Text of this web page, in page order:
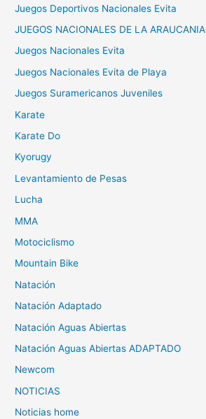
Juegos Deportivos Nacionales Evita
JUEGOS NACIONALES DE LA ARAUCANIA
Juegos Nacionales Evita
Juegos Nacionales Evita de Playa
Juegos Suramericanos Juveniles
Karate
Karate Do
Kyorugy
Levantamiento de Pesas
Lucha
MMA
Motociclismo
Mountain Bike
Natación
Natación Adaptado
Natación Aguas Abiertas
Natación Aguas Abiertas ADAPTADO
Newcom
NOTICIAS
Noticias home